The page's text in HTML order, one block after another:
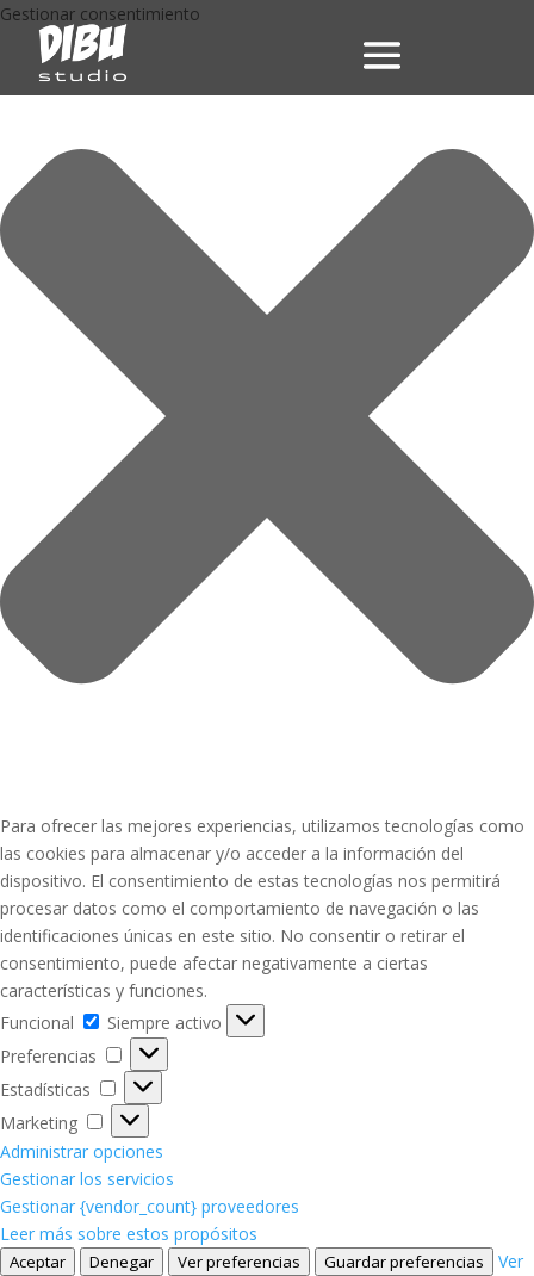
Gestionar consentimiento
Para ofrecer las mejores experiencias, utilizamos tecnologías como
las cookies para almacenar y/o acceder a la información del
dispositivo. El consentimiento de estas tecnologías nos permitirá
procesar datos como el comportamiento de navegación o las
identificaciones únicas en este sitio. No consentir o retirar el
consentimiento, puede afectar negativamente a ciertas
características y funciones.
Funcional
Funcional
Siempre activo
Preferencias
Preferencias
Estadísticas
Estadísticas
Marketing
Marketing
Administrar opciones
Gestionar los servicios
Gestionar {vendor_count} proveedores
Leer más sobre estos propósitos
Aceptar Denegar Ver preferencias Guardar preferencias
Ver